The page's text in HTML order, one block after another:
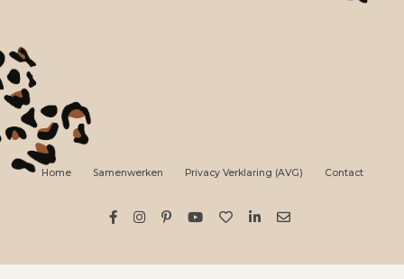
Home Samenwerken Privacy Verklaring (AVG) Contact